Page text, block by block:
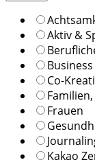
Aktiv &
Co-
Frauen
Kakao